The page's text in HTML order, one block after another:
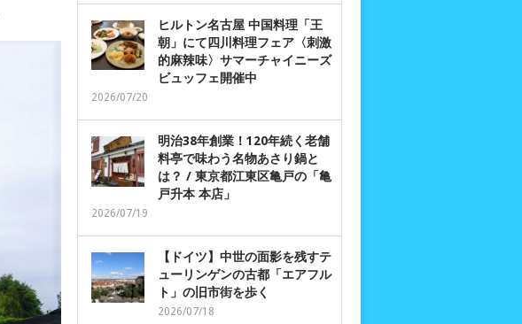
ヒルトン名古屋 中国料理「王
朝」にて四川料理フェア〈刺激
的麻辣味〉サマーチャイニーズ
ビュッフェ開催中
2026/07/20
明治38年創業！120年続く老舗
料亭で味わう名物あさり鍋と
は？ / 東京都江東区亀戸の「亀
戸升本 本店」
2026/07/19
【ドイツ】中世の面影を残すテ
ューリンゲンの古都「エアフル
ト」の旧市街を歩く
2026/07/18